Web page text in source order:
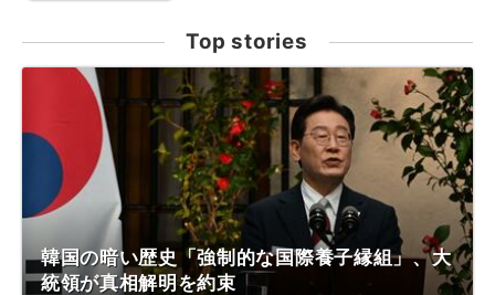
Top stories
韓国の暗い歴史「強制的な国際養子縁組」、大
統領が真相解明を約束